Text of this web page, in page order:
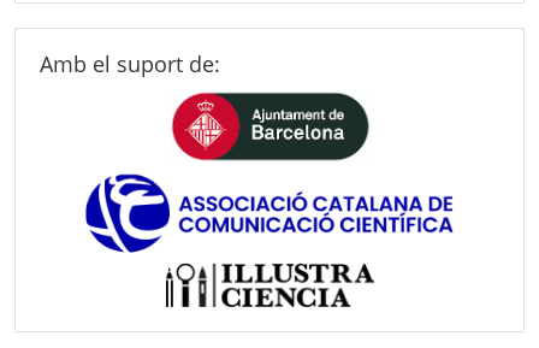
Amb el suport de: